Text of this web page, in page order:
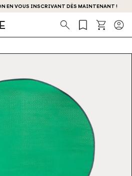
EN VOUS INSCRIVANT DÈS MAINTENANT !
Recherche